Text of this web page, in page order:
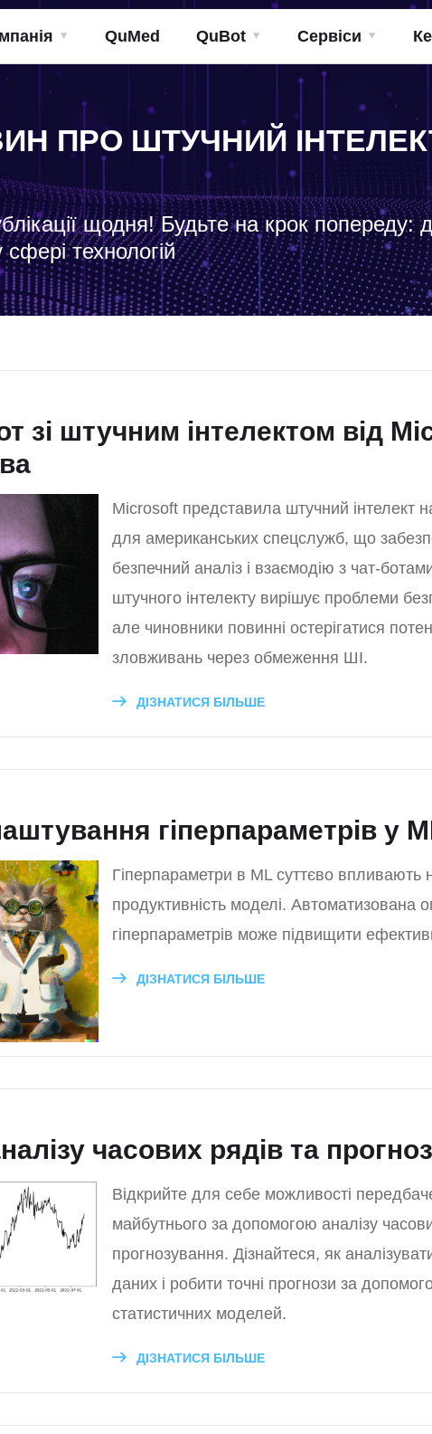
QuMed QuBot Сервіси
ПРО ШТУЧНИЙ
щодня! Будьте на крок попереду:
сфері технологій
зі штучним інтелектом від
Microsoft представила штучний інтелект
для американських спецслужб, що
безпечний аналіз і взаємодію з чат-
штучного інтелекту вирішує проблеми
але чиновники повинні остерігатися
зловживань через обмеження ШІ.
ДІЗНАТИСЯ БІЛЬШЕ
гіперпараметрів у
Гіперпараметри в ML суттєво впливають
продуктивність моделі. Автоматизована
гіперпараметрів може підвищити
ДІЗНАТИСЯ БІЛЬШЕ
часових рядів та
Відкрийте для себе можливості
майбутнього за допомогою аналізу
прогнозування. Дізнайтеся, як
даних і робити точні прогнози за
статистичних моделей.
ДІЗНАТИСЯ БІЛЬШЕ